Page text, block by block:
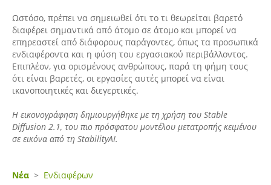
Ωστόσο, πρέπει να σημειωθεί ότι το τι θεωρείται βαρετό
διαφέρει σημαντικά από άτομο σε άτομο και μπορεί να
επηρεαστεί από διάφορους παράγοντες, όπως τα προσωπικά
ενδιαφέροντα και η φύση του εργασιακού περιβάλλοντος.
Επιπλέον, για ορισμένους ανθρώπους, παρά τη φήμη τους
ότι είναι βαρετές, οι εργασίες αυτές μπορεί να είναι
ικανοποιητικές και διεγερτικές.
Η εικονογράφηση δημιουργήθηκε με τη χρήση του Stable
Diffusion 2.1, του πιο πρόσφατου μοντέλου μετατροπής κειμένου
σε εικόνα από τη StabilityAI.
Νέα > Ενδιαφέρων